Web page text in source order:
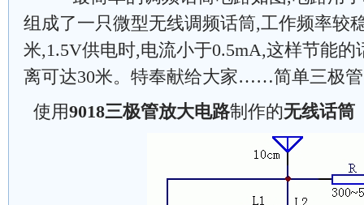
组成了一只微型无线调频话筒,工作频率较
米,1.5V供电时,电流小于0.5mA,这样节能
离可达30米。特奉献给大家……简单三极
使用9018三极管放大电路制作的无线话筒